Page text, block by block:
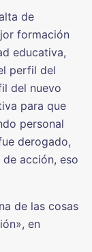
de
formación
educativa,
perfil del
del nuevo
para que
personal
derogado,
acción, eso
de las cosas
en